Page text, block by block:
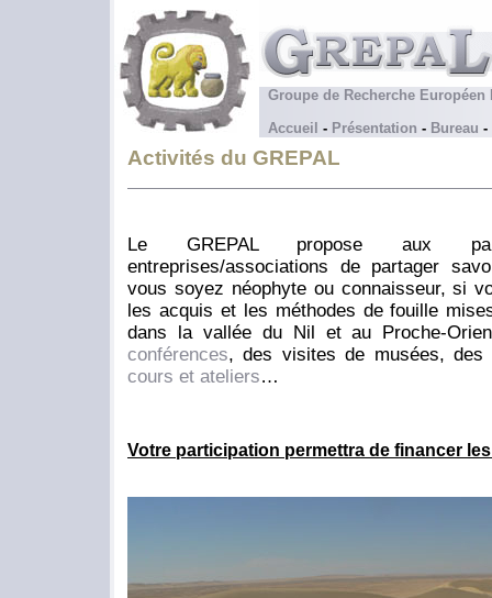
Groupe de Recherche
Accueil - Présentation - Bureau -
Activités du GREPAL
Le GREPAL propose aux
entreprises/associations de partager
vous soyez néophyte ou connaisseur, si
les acquis et les méthodes de fouille
dans la vallée du Nil et au Proche-
conférences, des visites de musées, des
cours et ateliers…
Votre participation permettra de financer